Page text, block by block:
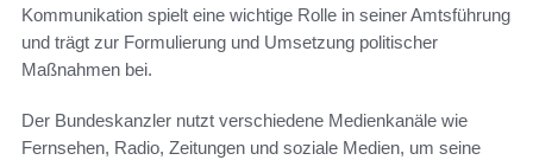
Kommunikation spielt eine wichtige Rolle in seiner Amtsführung
und trägt zur Formulierung und Umsetzung politischer
Maßnahmen bei.
Der Bundeskanzler nutzt verschiedene Medienkanäle wie
Fernsehen, Radio, Zeitungen und soziale Medien, um seine